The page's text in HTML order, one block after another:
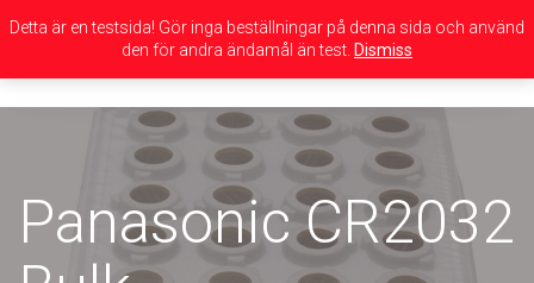
navigation
Panasonic CR2032
Detta är en testsida! Gör inga beställningar på denna sida och använd
den för andra ändamål än test. Dismiss